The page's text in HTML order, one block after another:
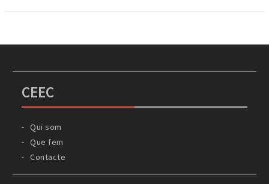
CEEC
Qui som
Que fem
Contacte